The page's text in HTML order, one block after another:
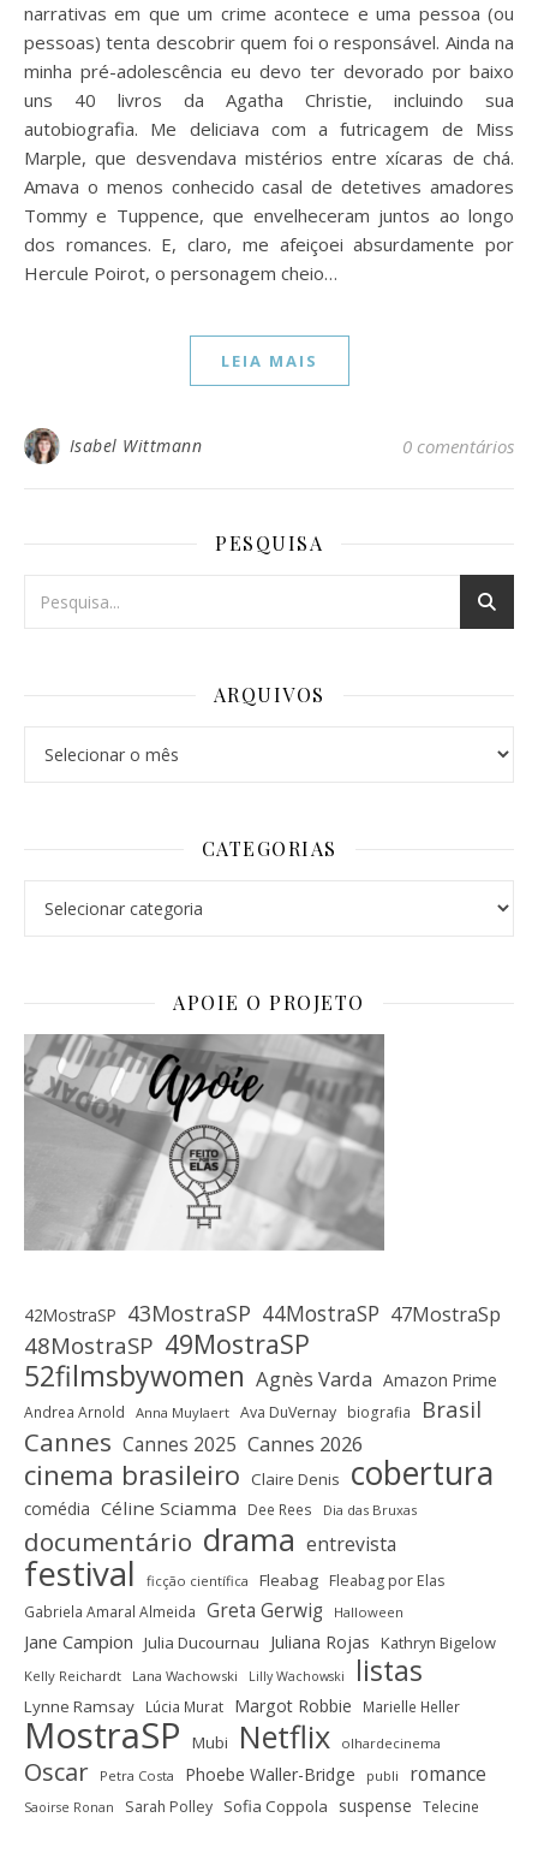
narrativas em que um crime acontece e uma pessoa (ou
pessoas) tenta descobrir quem foi o responsável. Ainda na
minha pré-adolescência eu devo ter devorado por baixo
uns 40 livros da Agatha Christie, incluindo sua
autobiografia. Me deliciava com a futricagem de Miss
Marple, que desvendava mistérios entre xícaras de chá.
Amava o menos conhecido casal de detetives amadores
Tommy e Tuppence, que envelheceram juntos ao longo
dos romances. E, claro, me afeiçoei absurdamente por
Hercule Poirot, o personagem cheio…
LEIA MAIS
Isabel Wittmann 0 comentários
PESQUISA
ARQUIVOS
CATEGORIAS
APOIE O PROJETO
42MostraSP 43MostraSP 44MostraSP 47MostraSp
48MostraSP 49MostraSP
52filmsbywomen Agnès Varda Amazon Prime
Andrea Arnold Anna Muylaert Ava DuVernay biografia Brasil
Cannes Cannes 2025 Cannes 2026
cinema brasileiro Claire Denis cobertura
comédia Céline Sciamma Dee Rees Dia das Bruxas
documentário drama entrevista
festival ficção científica Fleabag Fleabag por Elas
Gabriela Amaral Almeida Greta Gerwig Halloween
Jane Campion Julia Ducournau Juliana Rojas Kathryn Bigelow
Kelly Reichardt Lana Wachowski Lilly Wachowski listas
Lynne Ramsay Lúcia Murat Margot Robbie Marielle Heller
MostraSP Mubi Netflix olhardecinema
Oscar Petra Costa Phoebe Waller-Bridge publi romance
Saoirse Ronan Sarah Polley Sofia Coppola suspense Telecine